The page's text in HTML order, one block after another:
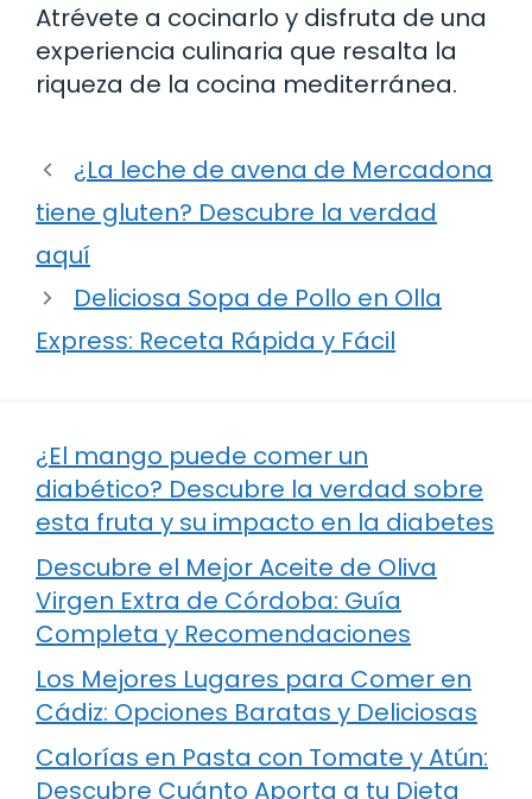
Atrévete a cocinarlo y disfruta de una
experiencia culinaria que resalta la
riqueza de la cocina mediterránea.
¿La leche de avena de Mercadona
tiene gluten? Descubre la verdad
aquí
Deliciosa Sopa de Pollo en Olla
Express: Receta Rápida y Fácil
¿El mango puede comer un
diabético? Descubre la verdad sobre
esta fruta y su impacto en la diabetes
Descubre el Mejor Aceite de Oliva
Virgen Extra de Córdoba: Guía
Completa y Recomendaciones
Los Mejores Lugares para Comer en
Cádiz: Opciones Baratas y Deliciosas
Calorías en Pasta con Tomate y Atún:
Descubre Cuánto Aporta a tu Dieta